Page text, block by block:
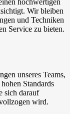
hochwertigen
Wir bleiben
und Techniken
Service zu bieten.
unseres Teams,
Standards
sich darauf
wird.